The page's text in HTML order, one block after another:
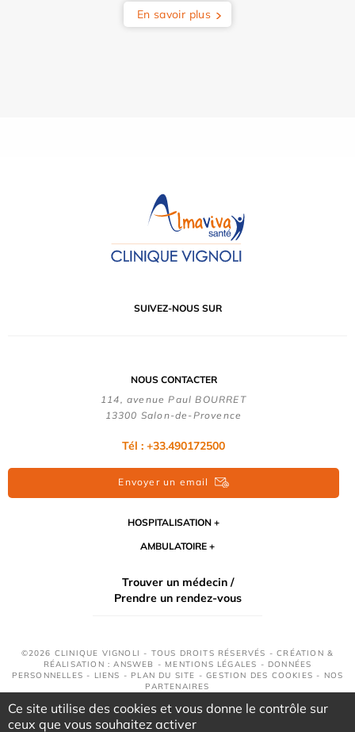
En savoir plus
SUIVEZ-NOUS SUR
NOUS CONTACTER
114, avenue Paul BOURRET
13300 Salon-de-Provence
Tél : +33.490172500
Envoyer un email
HOSPITALISATION
AMBULATOIRE
Trouver un médecin /
Prendre un rendez-vous
©2026 CLINIQUE VIGNOLI - TOUS DROITS RÉSERVÉS - CRÉATION &
RÉALISATION : ANSWEB - MENTIONS LÉGALES - DONNÉES
PERSONNELLES - LIENS - PLAN DU SITE -GESTION DES COOKIES - NOS
PARTENAIRES
Ce site utilise des cookies et vous donne le contrôle sur
ceux que vous souhaitez activer